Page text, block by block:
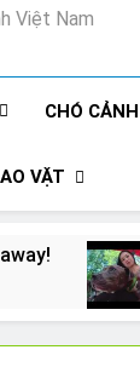
Việt Nam
CHÓ CẢNH
VẶT